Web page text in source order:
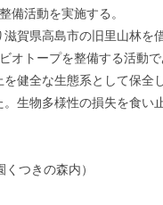
備活動を実施する。
賀県高島市の旧里山林
オトープを整備する活
健全な生態系として保
生物多様性の損失を食
つきの森内）